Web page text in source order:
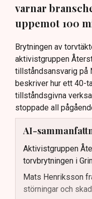
varnar
uppemot 100
Brytningen av
aktivistgruppen
tillståndsansvarig på
beskriver hur ett 40-
tillståndsgivna
stoppade all
AI-
Aktivistgruppen
torvbrytningen i
Mats Henriksson
störningar och